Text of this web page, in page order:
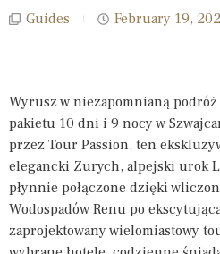
Guides February 19,
Wyrusz w niezapomnianą
pakietu 10 dni i 9 nocy w
przez Tour Passion, ten
elegancki Zurych, alpejski urok
płynnie połączone dzięki
Wodospadów Renu po
zaprojektowany wielomiastowy